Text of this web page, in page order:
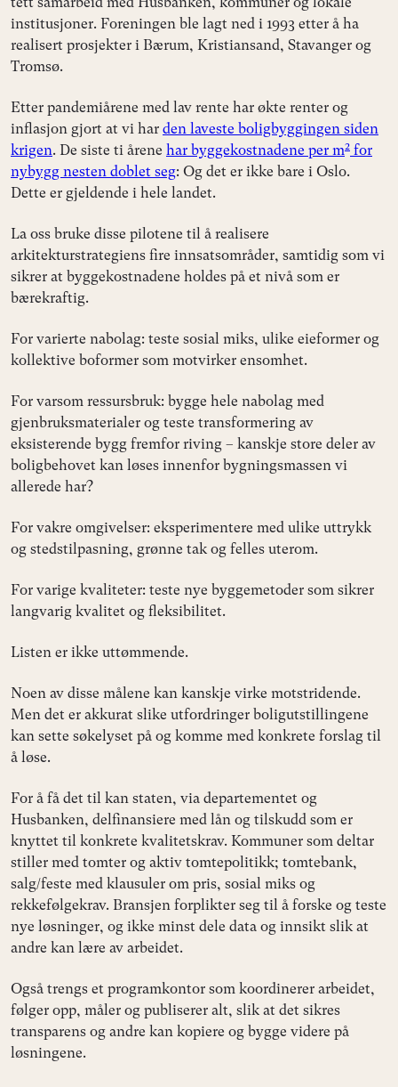
institusjoner. Foreningen ble lagt ned i 1993 etter å ha
realisert prosjekter i Bærum, Kristiansand, Stavanger og
Tromsø.
Etter pandemiårene med lav rente har økte renter og
inflasjon gjort at vi har den laveste boligbyggingen siden
krigen. De siste ti årene har byggekostnadene per m2 for
nybygg nesten doblet seg: Og det er ikke bare i Oslo.
Dette er gjeldende i hele landet.
La oss bruke disse pilotene til å realisere
arkitekturstrategiens fire innsatsområder, samtidig som vi
sikrer at byggekostnadene holdes på et nivå som er
bærekraftig.
For varierte nabolag: teste sosial miks, ulike eieformer og
kollektive boformer som motvirker ensomhet.
For varsom ressursbruk: bygge hele nabolag med
gjenbruksmaterialer og teste transformering av
eksisterende bygg fremfor riving – kanskje store deler av
boligbehovet kan løses innenfor bygningsmassen vi
allerede har?
For vakre omgivelser: eksperimentere med ulike uttrykk
og stedstilpasning, grønne tak og felles uterom.
For varige kvaliteter: teste nye byggemetoder som sikrer
langvarig kvalitet og fleksibilitet.
Listen er ikke uttømmende.
Noen av disse målene kan kanskje virke motstridende.
Men det er akkurat slike utfordringer boligutstillingene
kan sette søkelyset på og komme med konkrete forslag til
å løse.
For å få det til kan staten, via departementet og
Husbanken, delfinansiere med lån og tilskudd som er
knyttet til konkrete kvalitetskrav. Kommuner som deltar
stiller med tomter og aktiv tomtepolitikk; tomtebank,
salg/feste med klausuler om pris, sosial miks og
rekkefølgekrav. Bransjen forplikter seg til å forske og teste
nye løsninger, og ikke minst dele data og innsikt slik at
andre kan lære av arbeidet.
Også trengs et programkontor som koordinerer arbeidet,
følger opp, måler og publiserer alt, slik at det sikres
transparens og andre kan kopiere og bygge videre på
løsningene.